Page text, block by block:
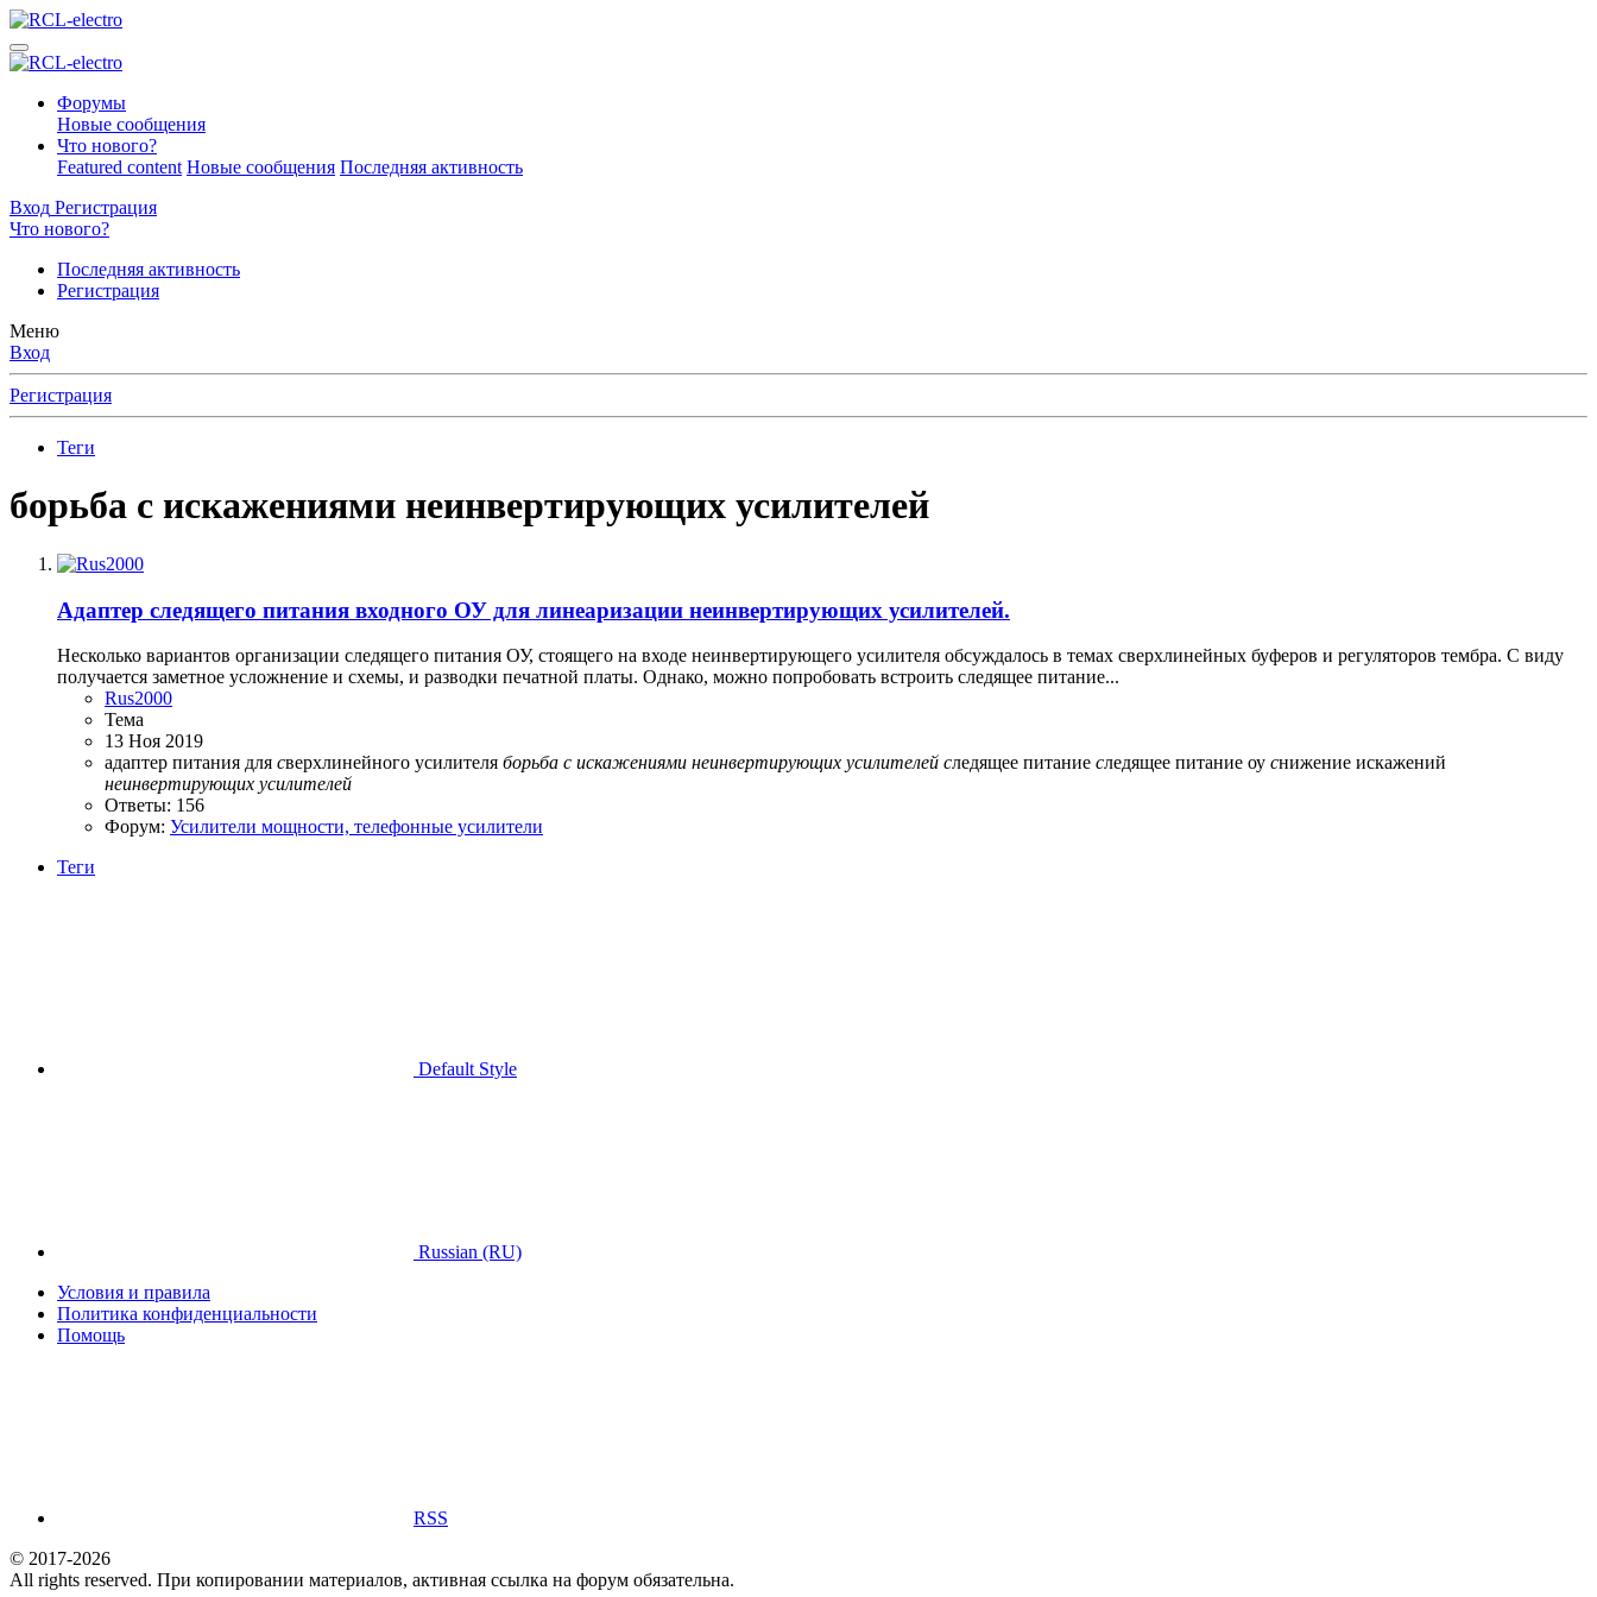
Форумы
Новые сообщения
Что нового?
Featured content Новые сообщения Последняя активность
Вход Регистрация
Что нового?
Последняя активность
Регистрация
Меню
Вход
Регистрация
Теги
борьба с искажениями неинвертирующих усилителей
Адаптер следящего питания входного ОУ для линеаризации неинвертирующих усилителей.
Несколько вариантов организации следящего питания ОУ, стоящего на входе неинвертирующего усилителя обсуждалось в темах сверхлинейных буферов и регуляторов тембра. С виду
получается заметное усложнение и схемы, и разводки печатной платы. Однако, можно попробовать встроить следящее питание...
Rus2000
Тема
13 Ноя 2019
адаптер питания для сверхлинейного усилителя борьба с искажениями неинвертирующих усилителей следящее питание следящее питание оу снижение искажений
неинвертирующих усилителей
Ответы: 156
Форум: Усилители мощности, телефонные усилители
Теги
Default Style
Russian (RU)
Условия и правила
Политика конфиденциальности
Помощь
RSS
© 2017-2026
All rights reserved. При копировании материалов, активная ссылка на форум обязательна.